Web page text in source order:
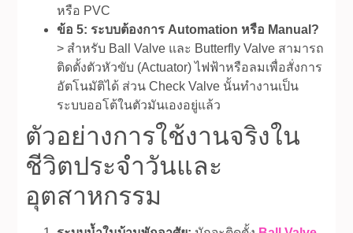
หรือ PVC
ข้อ 5: ระบบต้องการ Automation หรือ Manual?
> สำหรับ Ball Valve และ Butterfly Valve สามารถ
ติดตั้งตัวหัวขับ (Actuator) ไฟฟ้าหรือลมเพื่อสั่งการ
อัตโนมัติได้ ส่วน Check Valve นั้นทำงานเป็น
ระบบออโต้ในตัวมันเองอยู่แล้ว
ตัวอย่างการใช้งานจริงใน
ชีวิตประจำวันและ
อุตสาหกรรม